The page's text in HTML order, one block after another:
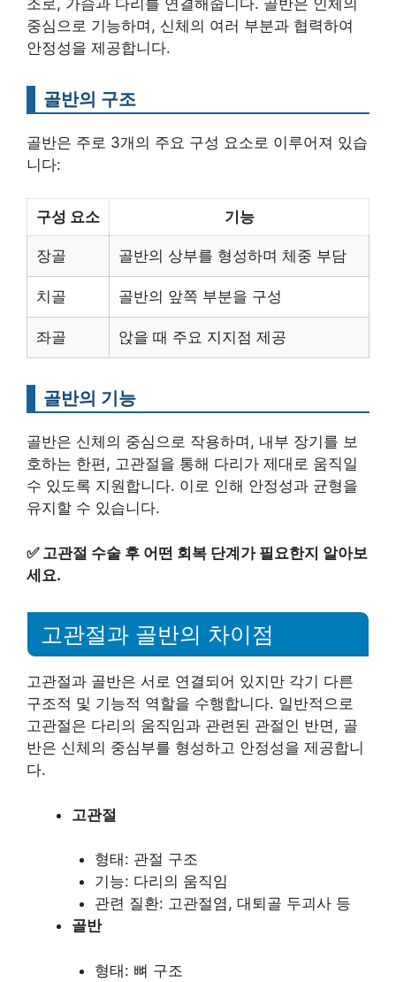
중심으로 기능하며, 신체의 여러 부분과 협력하여
안정성을 제공합니다.
골반의 구조
골반은 주로 3개의 주요 구성 요소로 이루어져 있습
니다:
구성 요소 기능
장골 골반의 상부를 형성하며 체중 부담
치골 골반의 앞쪽 부분을 구성
좌골 앉을 때 주요 지지점 제공
골반의 기능
골반은 신체의 중심으로 작용하며, 내부 장기를 보
호하는 한편, 고관절을 통해 다리가 제대로 움직일
수 있도록 지원합니다. 이로 인해 안정성과 균형을
유지할 수 있습니다.
✅ 고관절 수술 후 어떤 회복 단계가 필요한지 알아보
세요.
고관절과 골반의 차이점
고관절과 골반은 서로 연결되어 있지만 각기 다른
구조적 및 기능적 역할을 수행합니다. 일반적으로
고관절은 다리의 움직임과 관련된 관절인 반면, 골
반은 신체의 중심부를 형성하고 안정성을 제공합니
다.
고관절
형태: 관절 구조
기능: 다리의 움직임
관련 질환: 고관절염, 대퇴골 두괴사 등
골반
형태: 뼈 구조